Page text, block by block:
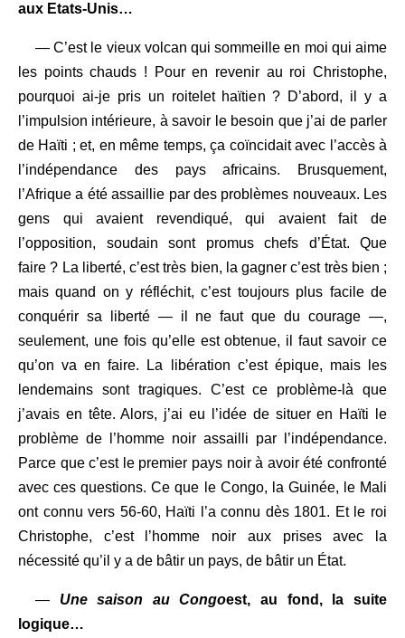
aux Etats-Unis…
— C’est le vieux volcan qui sommeille en moi qui aime
les points chauds ! Pour en revenir au roi Christophe,
pourquoi ai-je pris un roitelet haïtien ? D’abord, il y a
l’impulsion intérieure, à savoir le besoin que j’ai de parler
de Haïti ; et, en même temps, ça coïncidait avec l’accès à
l’indépendance des pays africains. Brusquement,
l’Afrique a été assaillie par des problèmes nouveaux. Les
gens qui avaient revendiqué, qui avaient fait de
l’opposition, soudain sont promus chefs d’État. Que
faire ? La liberté, c’est très bien, la gagner c’est très bien ;
mais quand on y réfléchit, c’est toujours plus facile de
conquérir sa liberté — il ne faut que du courage —,
seulement, une fois qu’elle est obtenue, il faut savoir ce
qu’on va en faire. La libération c’est épique, mais les
lendemains sont tragiques. C’est ce problème-là que
j’avais en tête. Alors, j’ai eu l’idée de situer en Haïti le
problème de l’homme noir assailli par l’indépendance.
Parce que c’est le premier pays noir à avoir été confronté
avec ces questions. Ce que le Congo, la Guinée, le Mali
ont connu vers 56-60, Haïti l’a connu dès 1801. Et le roi
Christophe, c’est l’homme noir aux prises avec la
nécessité qu’il y a de bâtir un pays, de bâtir un État.
— Une saison au Congoest, au fond, la suite
logique…